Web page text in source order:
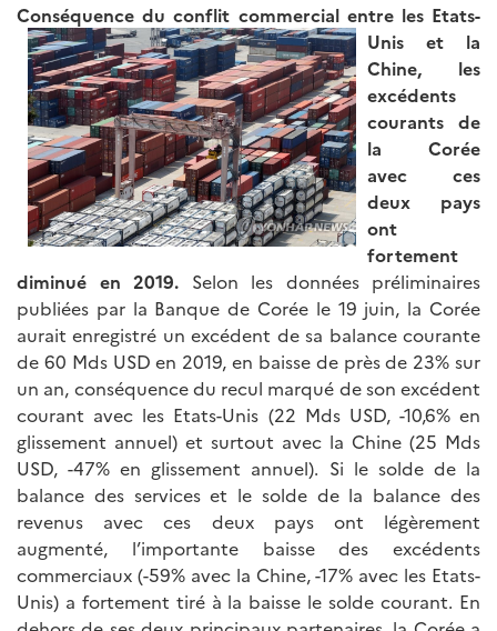
Conséquence du conflit commercial entre les Etats-
Unis et la
Chine, les
excédents
courants de
la Corée
avec ces
deux pays
ont
fortement
diminué en 2019. Selon les données préliminaires
publiées par la Banque de Corée le 19 juin, la Corée
aurait enregistré un excédent de sa balance courante
de 60 Mds USD en 2019, en baisse de près de 23% sur
un an, conséquence du recul marqué de son excédent
courant avec les Etats-Unis (22 Mds USD, -10,6% en
glissement annuel) et surtout avec la Chine (25 Mds
USD, -47% en glissement annuel). Si le solde de la
balance des services et le solde de la balance des
revenus avec ces deux pays ont légèrement
augmenté, l’importante baisse des excédents
commerciaux (-59% avec la Chine, -17% avec les Etats-
Unis) a fortement tiré à la baisse le solde courant. En